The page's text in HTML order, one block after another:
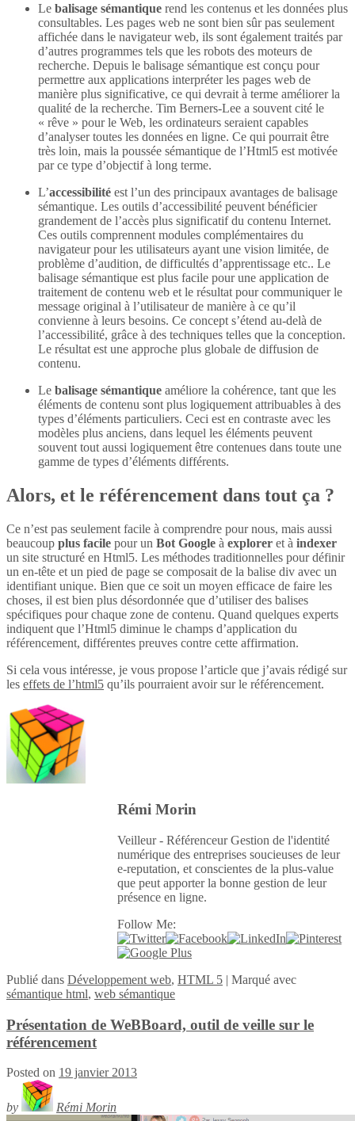
Le balisage sémantique rend les contenus et les données plus
consultables. Les pages web ne sont bien sûr pas seulement
affichée dans le navigateur web, ils sont également traités par
d’autres programmes tels que les robots des moteurs de
recherche. Depuis le balisage sémantique est conçu pour
permettre aux applications interpréter les pages web de
manière plus significative, ce qui devrait à terme améliorer la
qualité de la recherche. Tim Berners-Lee a souvent cité le
« rêve » pour le Web, les ordinateurs seraient capables
d’analyser toutes les données en ligne. Ce qui pourrait être
très loin, mais la poussée sémantique de l’Html5 est motivée
par ce type d’objectif à long terme.
L’accessibilité est l’un des principaux avantages de balisage
sémantique. Les outils d’accessibilité peuvent bénéficier
grandement de l’accès plus significatif du contenu Internet.
Ces outils comprennent modules complémentaires du
navigateur pour les utilisateurs ayant une vision limitée, de
problème d’audition, de difficultés d’apprentissage etc.. Le
balisage sémantique est plus facile pour une application de
traitement de contenu web et le résultat pour communiquer le
message original à l’utilisateur de manière à ce qu’il
convienne à leurs besoins. Ce concept s’étend au-delà de
l’accessibilité, grâce à des techniques telles que la conception.
Le résultat est une approche plus globale de diffusion de
contenu.
Le balisage sémantique améliore la cohérence, tant que les
éléments de contenu sont plus logiquement attribuables à des
types d’éléments particuliers. Ceci est en contraste avec les
modèles plus anciens, dans lequel les éléments peuvent
souvent tout aussi logiquement être contenues dans toute une
gamme de types d’éléments différents.
Alors, et le référencement dans tout ça ?
Ce n’est pas seulement facile à comprendre pour nous, mais aussi
beaucoup plus facile pour un Bot Google à explorer et à indexer
un site structuré en Html5. Les méthodes traditionnelles pour définir
un en-tête et un pied de page se composait de la balise div avec un
identifiant unique. Bien que ce soit un moyen efficace de faire les
choses, il est bien plus désordonnée que d’utiliser des balises
spécifiques pour chaque zone de contenu. Quand quelques experts
indiquent que l’Html5 diminue le champs d’application du
référencement, différentes preuves contre cette affirmation.
Si cela vous intéresse, je vous propose l’article que j’avais rédigé sur
les effets de l’html5 qu’ils pourraient avoir sur le référencement.
Rémi Morin
Veilleur - Référenceur Gestion de l'identité
numérique des entreprises soucieuses de leur
e-reputation, et conscientes de la plus-value
que peut apporter la bonne gestion de leur
présence en ligne.
Follow Me:
Publié dans Développement web, HTML 5 | Marqué avec
sémantique html, web sémantique
Présentation de WeBBoard, outil de veille sur le
référencement
Posted on 19 janvier 2013
by Rémi Morin